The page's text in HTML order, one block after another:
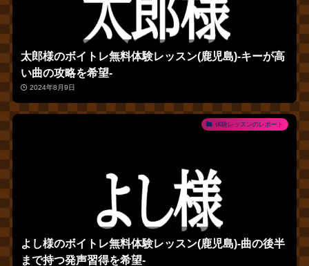
太郎様のボイトレ無料体験レッスン(鹿児島)‐キーが高
い曲の攻略を希望‐
2024年8月9日
体験レッスンのレポート
よし様のボイトレ無料体験レッスン(鹿児島)‐曲の後半
まで持つ発声習得を希望‐